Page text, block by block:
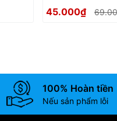
Toggle clamp
45.000₫
100% Hoàn tiền
Nếu sản phẩm lỗi